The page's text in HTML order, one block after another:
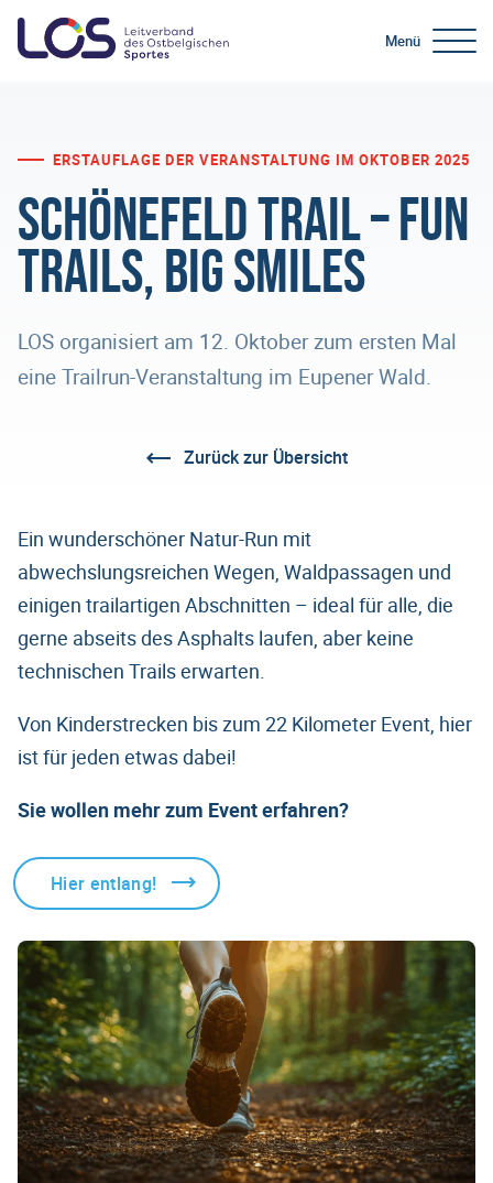
Menü
ERSTAUFLAGE DER VERANSTALTUNG IM OKTOBER 2025
Schönefeld Trail – fun
trails, big smiles
LOS organisiert am 12. Oktober zum ersten Mal
eine Trailrun-Veranstaltung im Eupener Wald.
Zurück zur Übersicht
Ein wunderschöner Natur-Run mit
abwechslungsreichen Wegen, Waldpassagen und
einigen trailartigen Abschnitten – ideal für alle, die
gerne abseits des Asphalts laufen, aber keine
technischen Trails erwarten.
Von Kinderstrecken bis zum 22 Kilometer Event, hier
ist für jeden etwas dabei!
Sie wollen mehr zum Event erfahren?
Hier entlang!